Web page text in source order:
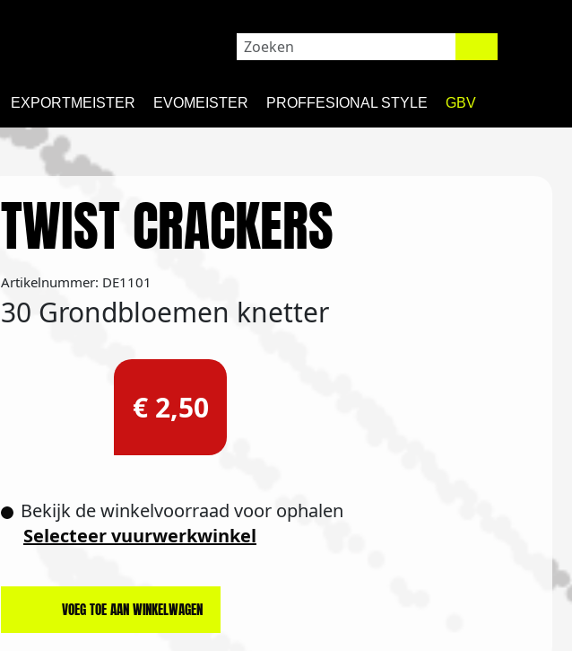
EXPORTMEISTER EVOMEISTER PROFFESIONAL STYLE GBV
TWIST CRACKERS
Artikelnummer: DE1101
30 Grondbloemen knetter
€ 2,50
Bekijk de winkelvoorraad voor ophalen
Selecteer vuurwerkwinkel
VOEG TOE AAN WINKELWAGEN